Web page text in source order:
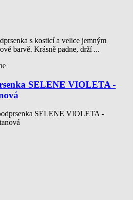
s kosticí a velice jemným
barvě. Krásně padne, drží ...
SELENE VIOLETA -